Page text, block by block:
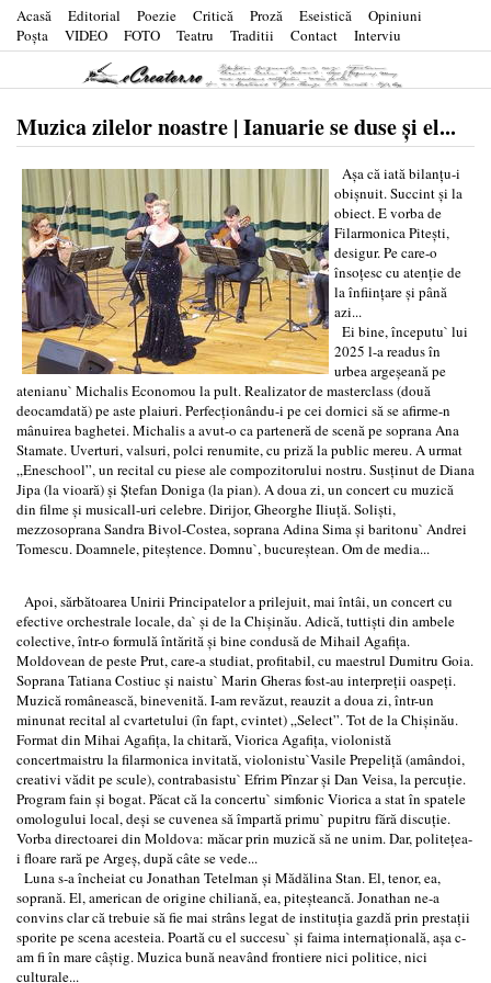
Acasă Editorial Poezie Critică Proză Eseistică
Opiniuni
Poşta
VIDEO FOTO Teatru Traditii Contact Interviu
Muzica zilelor noastre | Ianuarie se duse și el...
Așa că iată bilanțu-i
obișnuit. Succint și la
obiect. E vorba de
Filarmonica Pitești,
desigur. Pe care-o
însoțesc cu atenție de
la înființare și până
azi...
Ei bine, începutu` lui
2025 l-a readus în
urbea argeșeană pe
atenianu` Michalis Economou la pult. Realizator de masterclass (două
deocamdată) pe aste plaiuri. Perfecționându-i pe cei dornici să se afirme-n
mânuirea baghetei. Michalis a avut-o ca parteneră de scenă pe soprana Ana
Stamate. Uverturi, valsuri, polci renumite, cu priză la public mereu. A urmat
„Eneschool”, un recital cu piese ale compozitorului nostru. Susținut de Diana
Jipa (la vioară) și Ștefan Doniga (la pian). A doua zi, un concert cu muzică
din filme și musicall-uri celebre. Dirijor, Gheorghe Iliuță. Soliști,
mezzosoprana Sandra Bivol-Costea, soprana Adina Sima și baritonu` Andrei
Tomescu. Doamnele, piteștence. Domnu`, bucureștean. Om de media...
Apoi, sărbătoarea Unirii Principatelor a prilejuit, mai întâi, un concert cu
efective orchestrale locale, da` și de la Chișinău. Adică, tuttiști din ambele
colective, într-o formulă întărită și bine condusă de Mihail Agafița.
Moldovean de peste Prut, care-a studiat, profitabil, cu maestrul Dumitru Goia.
Soprana Tatiana Costiuc și naistu` Marin Gheras fost-au interpreții oaspeți.
Muzică românească, binevenită. I-am revăzut, reauzit a doua zi, într-un
minunat recital al cvartetului (în fapt, cvintet) „Select”. Tot de la Chișinău.
Format din Mihai Agafița, la chitară, Viorica Agafița, violonistă
concertmaistru la filarmonica invitată, violonistu`Vasile Prepeliță (amândoi,
creativi vădit pe scule), contrabasistu` Efrim Pînzar și Dan Veisa, la percuție.
Program fain și bogat. Păcat că la concertu` simfonic Viorica a stat în spatele
omologului local, deși se cuvenea să împartă primu` pupitru fără discuție.
Vorba directoarei din Moldova: măcar prin muzică să ne unim. Dar, politețea-
i floare rară pe Argeș, după câte se vede...
Luna s-a încheiat cu Jonathan Tetelman și Mădălina Stan. El, tenor, ea,
soprană. El, american de origine chiliană, ea, piteșteancă. Jonathan ne-a
convins clar că trebuie să fie mai strâns legat de instituția gazdă prin prestații
sporite pe scena acesteia. Poartă cu el succesu` și faima internațională, așa c-
am fi în mare câștig. Muzica bună neavând frontiere nici politice, nici
culturale...